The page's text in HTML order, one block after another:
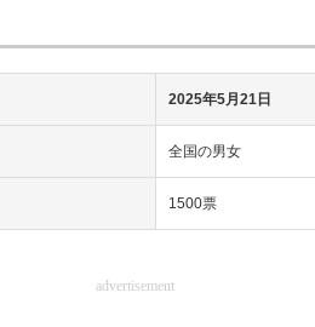
2025年5月21日
全国の男女
1500票
advertisement